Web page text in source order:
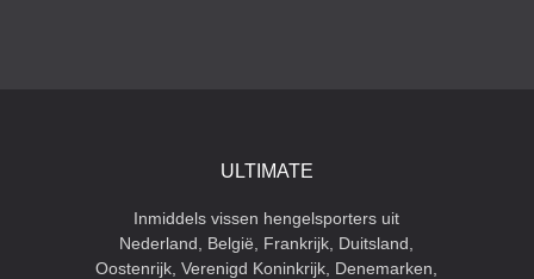
ULTIMATE
Inmiddels vissen hengelsporters uit
Nederland, België, Frankrijk, Duitsland,
Oostenrijk, Verenigd Koninkrijk, Denemarken,